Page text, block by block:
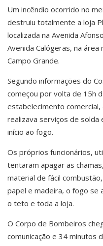
Um incêndio ocorrido no
destruiu totalmente a loja
localizada na Avenida
Avenida Calógeras, na
Campo Grande.
Segundo informações do
começou por volta de 15h
estabelecimento
realizava serviços de solda
início ao fogo.
Os próprios funcionários,
tentaram apagar as
material de fácil
papel e madeira, o fogo se
o teto e toda a loja.
O Corpo de Bombeiros
comunicação e 34 minutos